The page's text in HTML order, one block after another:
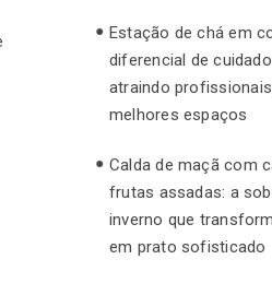
Estação de chá em
diferencial de
atraindo
melhores espaços
Calda de maçã com
frutas assadas: a
inverno que
em prato sofisticado